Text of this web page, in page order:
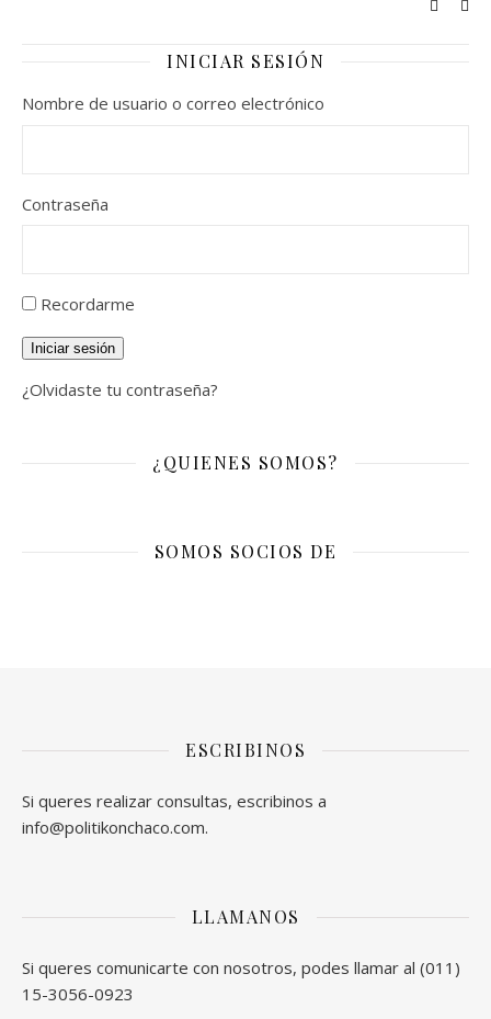
INICIAR SESIÓN
Nombre de usuario o correo electrónico
Contraseña
Recordarme
Iniciar sesión
¿Olvidaste tu contraseña?
¿QUIENES SOMOS?
SOMOS SOCIOS DE
ESCRIBINOS
Si queres realizar consultas, escribinos a
info@politikonchaco.com.
LLAMANOS
Si queres comunicarte con nosotros, podes llamar al (011)
15-3056-0923